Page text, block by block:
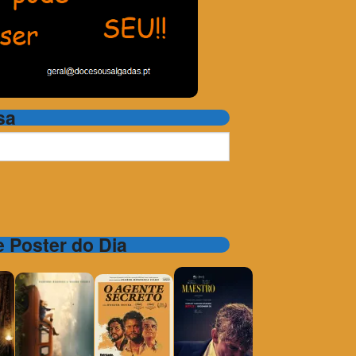
Poster do Dia